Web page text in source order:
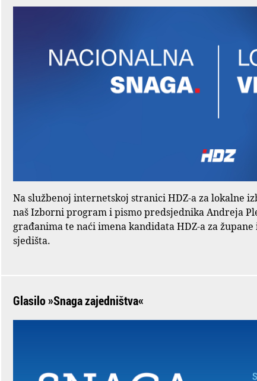
Na službenoj internetskoj stranici HDZ-a za lokalne
naš Izborni program i pismo predsjednika Andreja
građanima te naći imena kandidata HDZ-a za
sjedišta.
Glasilo »Snaga zajedništva«